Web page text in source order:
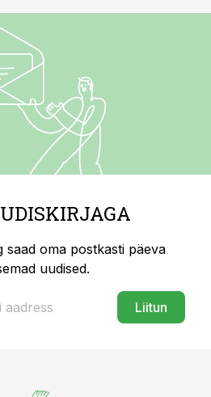
saad oma postkasti päeva
uudised.
Liitun